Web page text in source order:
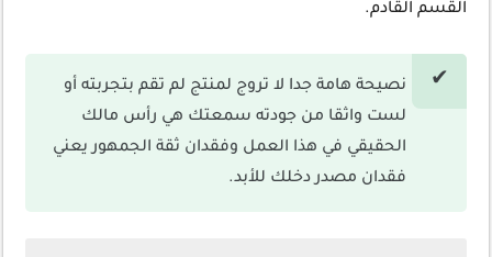
القسم القادم.
نصيحة هامة جدا لا تروج لمنتج لم تقم بتجربته أو
لست واثقا من جودته سمعتك هي رأس مالك
الحقيقي في هذا العمل وفقدان ثقة الجمهور يعني
فقدان مصدر دخلك للأبد.